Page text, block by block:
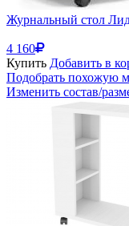
Журнальный стол
4 160
Купить Добавить в
Подобрать похожую
Изменить состав/